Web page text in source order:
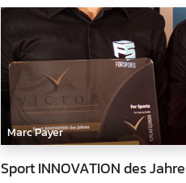
Marc Payer
Sport INNOVATION des